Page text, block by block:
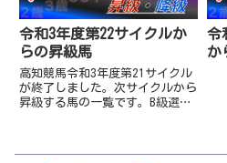
令和3年度第22サイクルか
らの昇級馬
高知競馬令和3年度第21サイクル
が終了しました。次サイクルから
昇級する馬の一覧です。B級選抜
令
か